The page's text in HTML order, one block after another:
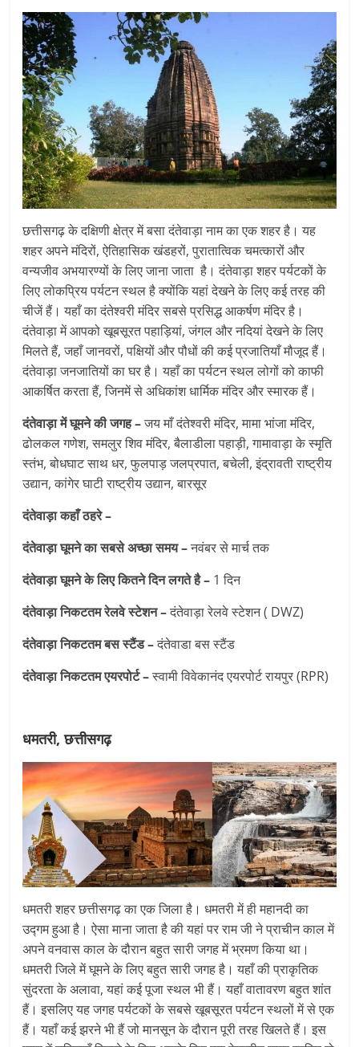
छत्तीसगढ़ के दक्षिणी क्षेत्र में बसा दंतेवाड़ा नाम का एक शहर है। यह
शहर अपने मंदिरों, ऐतिहासिक खंडहरों, पुरातात्विक चमत्कारों और
वन्यजीव अभयारण्यों के लिए जाना जाता है। दंतेवाड़ा शहर पर्यटकों के
लिए लोकप्रिय पर्यटन स्थल है क्योंकि यहां देखने के लिए कई तरह की
चीजें हैं। यहाँ का दंतेश्वरी मंदिर सबसे प्रसिद्ध आकर्षण मंदिर है।
दंतेवाड़ा में आपको खूबसूरत पहाड़ियां, जंगल और नदियां देखने के लिए
मिलते हैं, जहाँ जानवरों, पक्षियों और पौधों की कई प्रजातियाँ मौजूद हैं।
दंतेवाड़ा जनजातियों का घर है। यहाँ का पर्यटन स्थल लोगों को काफी
आकर्षित करता हैं, जिनमें से अधिकांश धार्मिक मंदिर और स्मारक हैं।
दंतेवाड़ा में घूमने की जगह –जय माँ दंतेश्वरी मंदिर, मामा भांजा मंदिर,
ढोलकल गणेश, समलुर शिव मंदिर, बैलाडीला पहाड़ी, गामावाड़ा के स्मृति
स्तंभ, बोधघाट साथ धर, फुलपाड़ जलप्रपात, बचेली, इंद्रावती राष्ट्रीय
उद्यान, कांगेर घाटी राष्ट्रीय उद्यान, बारसूर
दंतेवाड़ा कहाँ ठहरे –
दंतेवाड़ा घूमने का सबसे अच्छा समय –नवंबर से मार्च तक
दंतेवाड़ा घूमने के लिए कितने दिन लगते है – 1 दिन
दंतेवाड़ा निकटतम रेलवे स्टेशन –दंतेवाड़ा रेलवे स्टेशन ( DWZ)
दंतेवाड़ा निकटतम बस स्टैंड –दंतेवाडा बस स्टैंड
दंतेवाड़ा निकटतम एयरपोर्ट –स्वामी विवेकानंद एयरपोर्ट रायपुर (RPR)
धमतरी, छत्तीसगढ़
धमतरी शहर छत्तीसगढ़ का एक जिला है। धमतरी में ही महानदी का
उद्गम हुआ है। ऐसा माना जाता है की यहां पर राम जी ने प्राचीन काल में
अपने वनवास काल के दौरान बहुत सारी जगह में भ्रमण किया था।
धमतरी जिले में घूमने के लिए बहुत सारी जगह है। यहाँ की प्राकृतिक
सुंदरता के अलावा, यहां कई पूजा स्थल भी हैं। यहाँ वातावरण बहुत शांत
हैं। इसलिए यह जगह पर्यटकों के सबसे खूबसूरत पर्यटन स्थलों में से एक
हैं। यहाँ कई झरने भी हैं जो मानसून के दौरान पूरी तरह खिलते हैं। इस